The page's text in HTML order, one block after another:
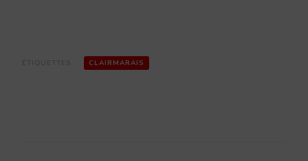
CLAIRMARAIS